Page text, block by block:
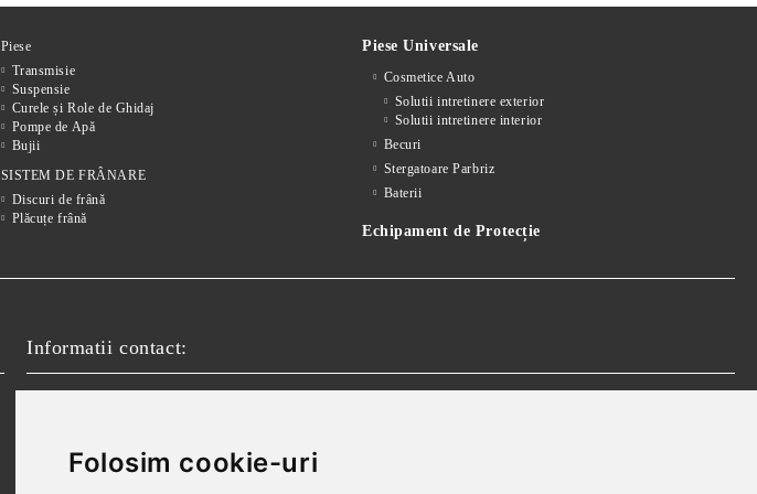
Folosim cookie-uri
Piese
Transmisie
Suspensie
Curele și Role de Ghidaj
Pompe de Apă
Bujii
SISTEM DE FRÂNARE
Discuri de frână
Plăcuțe frână
Piese Universale
Cosmetice Auto
Solutii intretinere exterior
Solutii intretinere interior
Becuri
Stergatoare Parbriz
Baterii
Echipament de Protecție
Informatii contact: